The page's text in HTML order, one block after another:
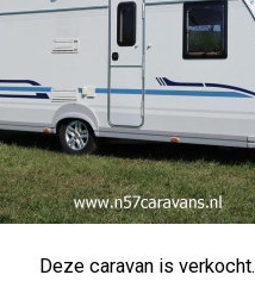
Deze caravan is verkocht.